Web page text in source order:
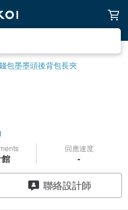
包墨墨頭後背包長夾
回應速度
-
聯絡設計師